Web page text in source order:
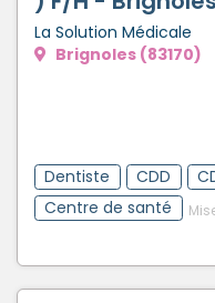
La Solution Médicale
Brignoles (83170)
Dentiste CDD
Centre de santé